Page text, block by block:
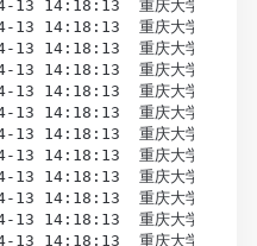
13 14:18:13  重庆大
13 14:18:13  重庆大
13 14:18:13  重庆大
13 14:18:13  重庆大学 市场
13 14:18:13  重庆大
13 14:18:13  重庆大
13 14:18:13  重庆大
13 14:18:13  重庆大
13 14:18:13  重庆大
13 14:18:13  重庆大
13 14:18:13  重庆大
13 14:18:13  重庆大